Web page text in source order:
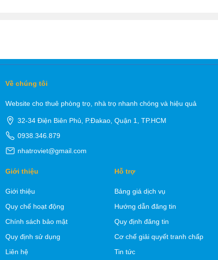
Về chúng tôi
Website cho thuê phòng trọ, nhà trọ nhanh chóng và hiệu quả
32-34 Điện Biên Phủ, P.Đakao, Quận 1, TP.HCM
0938.346.879
nhatroviet@gmail.com
Giới thiệu
Giới thiệu
Quy chế hoạt động
Chính sách bảo mật
Quy định sử dụng
Liên hệ
Hỗ trợ
Bảng giá dịch vụ
Hướng dẫn đăng tin
Quy định đăng tin
Cơ chế giải quyết tranh chấp
Tin tức